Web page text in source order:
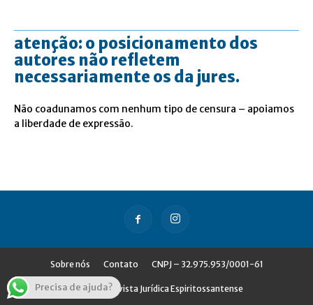
atenção: o posicionamento dos
autores não refletem
necessariamente os da jures.
Não coadunamos com nenhum tipo de censura – apoiamos
a liberdade de expressão.
Sobre nós Contato CNPJ – 32.975.953/0001-61
© Jures - Revista Jurídica Espiritossantense
Precisa de ajuda?